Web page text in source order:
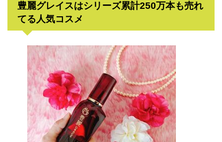
豊麗グレイスはシリーズ累計250万本も売れ
てる人気コスメ